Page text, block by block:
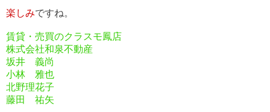
楽しみですね。
賃貸・売買のクラスモ鳳店
株式会社和泉不動産
坂井 義尚
小林 雅也
北野理花子
藤田 祐矢